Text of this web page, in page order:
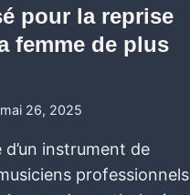
pour la reprise
femme de plus
mai 26, 2025
instrument de
professionnels